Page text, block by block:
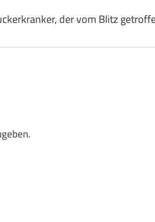
der vom Blitz